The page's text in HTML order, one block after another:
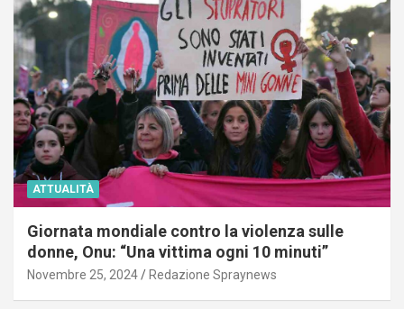
ATTUALITÀ
Giornata mondiale contro la violenza sulle
donne, Onu: “Una vittima ogni 10 minuti”
Novembre 25, 2024 Redazione Spraynews